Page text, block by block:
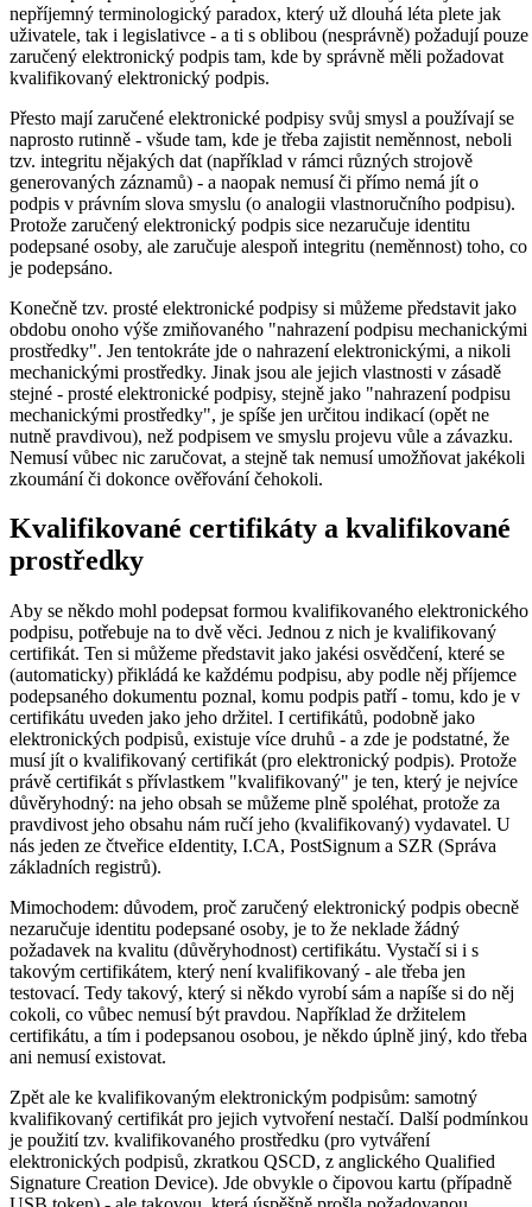
nepříjemný terminologický paradox, který už dlouhá léta plete jak
uživatele, tak i legislativce - a ti s oblibou (nesprávně) požadují pouze
zaručený elektronický podpis tam, kde by správně měli požadovat
kvalifikovaný elektronický podpis.
Přesto mají zaručené elektronické podpisy svůj smysl a používají se
naprosto rutinně - všude tam, kde je třeba zajistit neměnnost, neboli
tzv. integritu nějakých dat (například v rámci různých strojově
generovaných záznamů) - a naopak nemusí či přímo nemá jít o
podpis v právním slova smyslu (o analogii vlastnoručního podpisu).
Protože zaručený elektronický podpis sice nezaručuje identitu
podepsané osoby, ale zaručuje alespoň integritu (neměnnost) toho, co
je podepsáno.
Konečně tzv. prosté elektronické podpisy si můžeme představit jako
obdobu onoho výše zmiňovaného "nahrazení podpisu mechanickými
prostředky". Jen tentokráte jde o nahrazení elektronickými, a nikoli
mechanickými prostředky. Jinak jsou ale jejich vlastnosti v zásadě
stejné - prosté elektronické podpisy, stejně jako "nahrazení podpisu
mechanickými prostředky", je spíše jen určitou indikací (opět ne
nutně pravdivou), než podpisem ve smyslu projevu vůle a závazku.
Nemusí vůbec nic zaručovat, a stejně tak nemusí umožňovat jakékoli
zkoumání či dokonce ověřování čehokoli.
Kvalifikované certifikáty a kvalifikované
prostředky
Aby se někdo mohl podepsat formou kvalifikovaného elektronického
podpisu, potřebuje na to dvě věci. Jednou z nich je kvalifikovaný
certifikát. Ten si můžeme představit jako jakési osvědčení, které se
(automaticky) přikládá ke každému podpisu, aby podle něj příjemce
podepsaného dokumentu poznal, komu podpis patří - tomu, kdo je v
certifikátu uveden jako jeho držitel. I certifikátů, podobně jako
elektronických podpisů, existuje více druhů - a zde je podstatné, že
musí jít o kvalifikovaný certifikát (pro elektronický podpis). Protože
právě certifikát s přívlastkem "kvalifikovaný" je ten, který je nejvíce
důvěryhodný: na jeho obsah se můžeme plně spoléhat, protože za
pravdivost jeho obsahu nám ručí jeho (kvalifikovaný) vydavatel. U
nás jeden ze čtveřice eIdentity, I.CA, PostSignum a SZR (Správa
základních registrů).
Mimochodem: důvodem, proč zaručený elektronický podpis obecně
nezaručuje identitu podepsané osoby, je to že neklade žádný
požadavek na kvalitu (důvěryhodnost) certifikátu. Vystačí si i s
takovým certifikátem, který není kvalifikovaný - ale třeba jen
testovací. Tedy takový, který si někdo vyrobí sám a napíše si do něj
cokoli, co vůbec nemusí být pravdou. Například že držitelem
certifikátu, a tím i podepsanou osobou, je někdo úplně jiný, kdo třeba
ani nemusí existovat.
Zpět ale ke kvalifikovaným elektronickým podpisům: samotný
kvalifikovaný certifikát pro jejich vytvoření nestačí. Další podmínkou
je použití tzv. kvalifikovaného prostředku (pro vytváření
elektronických podpisů, zkratkou QSCD, z anglického Qualified
Signature Creation Device). Jde obvykle o čipovou kartu (případně